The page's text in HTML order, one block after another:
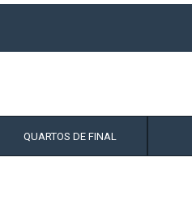
QUARTOS DE FINAL